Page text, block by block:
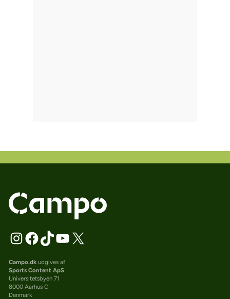
Campo.dkudgives af
Sports Content ApS
Universitetsbyen 71
8000 Aarhus C
Denmark